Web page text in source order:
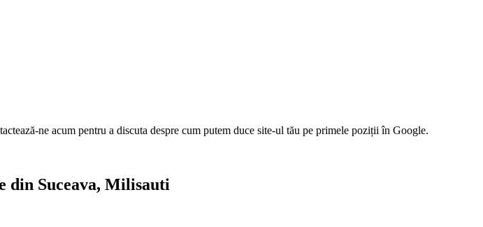
ne acum pentru a discuta despre cum putem duce site-ul tău pe primele poziții în Google.
din Suceava, Milisauti